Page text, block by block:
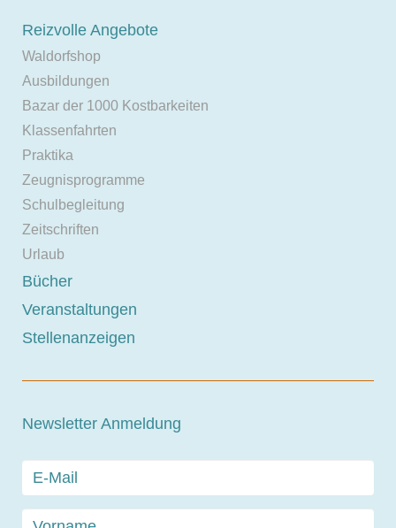
Reizvolle Angebote
Waldorfshop
Ausbildungen
Bazar der 1000 Kostbarkeiten
Klassenfahrten
Praktika
Zeugnisprogramme
Schulbegleitung
Zeitschriften
Urlaub
Bücher
Veranstaltungen
Stellenanzeigen
Newsletter Anmeldung